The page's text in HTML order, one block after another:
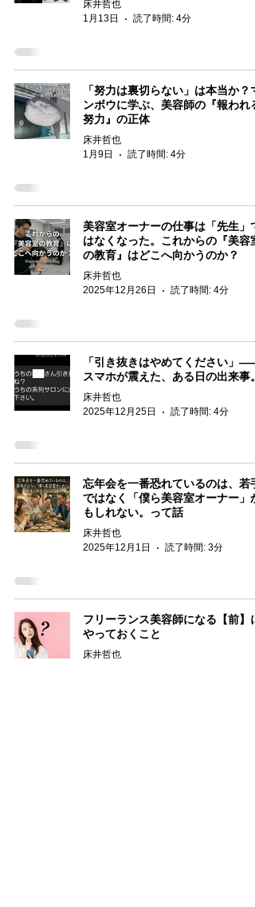
床井哲也
1月13日
読了時間: 4分
「努力は裏切らない」は本当か？マ
ンボウに学ぶ、美容師の『報われる
努力』の正体
床井哲也
1月9日
読了時間: 4分
美容室オーナーの仕事は「先生」で
はなくなった。これからの『美容室
の教育』はどこへ向かうのか？
床井哲也
2025年12月26日
読了時間: 4分
「引き抜きはやめてください」――
スマホが震えた、ある日の出来事。
床井哲也
2025年12月25日
読了時間: 4分
忘年会を一番恐れているのは、若手
ではなく「僕ら美容室オーナー」か
もしれない。って話
床井哲也
2025年12月1日
読了時間: 3分
フリーランス美容師になる【前】に
やっておくこと
床井哲也